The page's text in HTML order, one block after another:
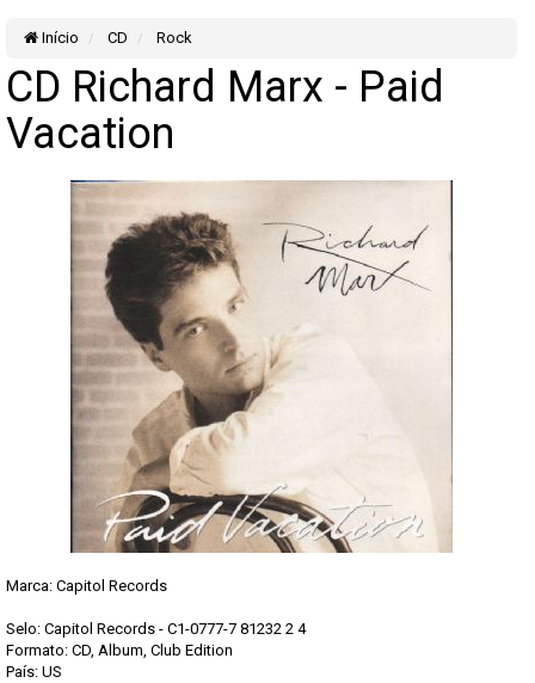
Início CD Rock
CD Richard Marx - Paid
Vacation
Marca: Capitol Records
Selo: Capitol Records - C1-0777-7 81232 2 4
Formato: CD, Album, Club Edition
País: US